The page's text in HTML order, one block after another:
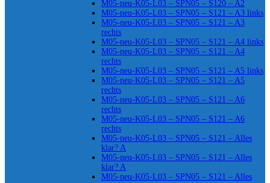
M05-neu-K05-L03 – SPN05 – S120 – A2
M05-neu-K05-L03 – SPN05 – S121 – A3 links
M05-neu-K05-L03 – SPN05 – S121 – A3
rechts
M05-neu-K05-L03 – SPN05 – S121 – A4 links
M05-neu-K05-L03 – SPN05 – S121 – A4
rechts
M05-neu-K05-L03 – SPN05 – S121 – A5 links
M05-neu-K05-L03 – SPN05 – S121 – A5
rechts
M05-neu-K05-L03 – SPN05 – S121 – A6
rechts
M05-neu-K05-L03 – SPN05 – S121 – A6
rechts
M05-neu-K05-L03 – SPN05 – S121 – Alles
klar? A
M05-neu-K05-L03 – SPN05 – S121 – Alles
klar? A
M05-neu-K05-L03 – SPN05 – S121 – Alles